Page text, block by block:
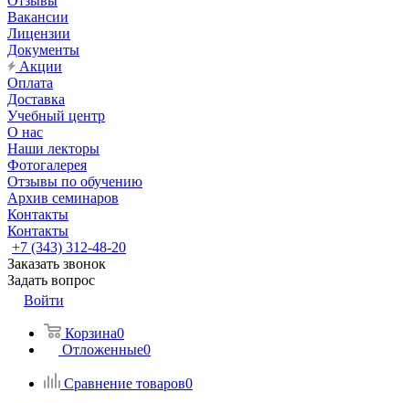
Вакансии
Лицензии
Документы
Акции
Оплата
Доставка
Учебный центр
О нас
Наши лекторы
Фотогалерея
Отзывы по обучению
Архив семинаров
Контакты
Контакты
+7 (343) 312-48-20
Заказать звонок
Задать вопрос
Войти
Корзина0
Отложенные0
Сравнение товаров0